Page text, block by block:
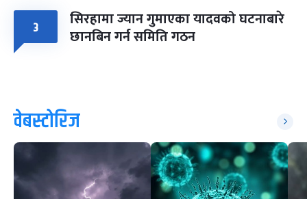
३ सिरहामा ज्यान गुमाएका यादवको घटनाबारे
छानबिन गर्न समिति गठन
वेबस्टोरिज